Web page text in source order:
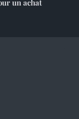
un achat